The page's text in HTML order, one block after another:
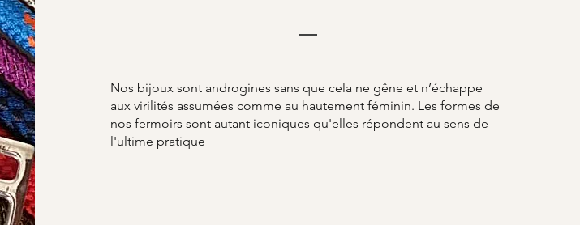
Nos bijoux sont androgines sans que cela ne gêne et n’échappe
aux virilités assumées comme au hautement féminin. Les formes de
nos fermoirs sont autant iconiques qu'elles répondent au sens de
l'ultime pratique